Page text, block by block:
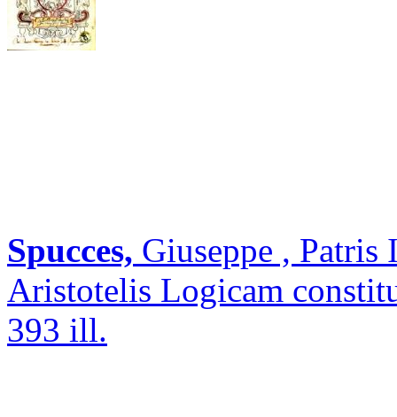
Spucces, Giuseppe , Patris
Aristotelis Logicam
393 ill.